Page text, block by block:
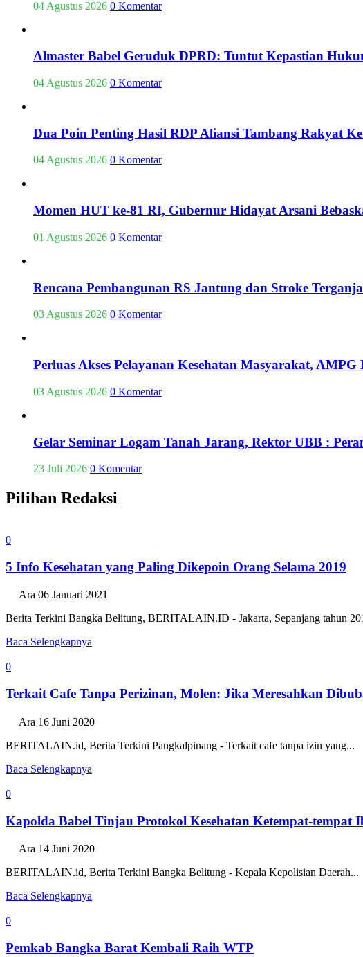
04 Agustus 2026 0 Komentar
Almaster Babel Geruduk DPRD: Tuntut Kepastian
04 Agustus 2026 0 Komentar
Dua Poin Penting Hasil RDP Aliansi Tambang Rakyat
04 Agustus 2026 0 Komentar
Momen HUT ke-81 RI, Gubernur Hidayat Arsani
01 Agustus 2026 0 Komentar
Rencana Pembangunan RS Jantung dan Stroke
03 Agustus 2026 0 Komentar
Perluas Akses Pelayanan Kesehatan Masyarakat,
03 Agustus 2026 0 Komentar
Gelar Seminar Logam Tanah Jarang, Rektor UBB :
23 Juli 2026 0 Komentar
Pilihan Redaksi
0
5 Info Kesehatan yang Paling Dikepoin Orang Selama 2019
Ara 06 Januari 2021
Berita Terkini Bangka Belitung, BERITALAIN.ID - Jakarta, Sepanjang tahun
Baca Selengkapnya
0
Terkait Cafe Tanpa Perizinan, Molen: Jika Meresahkan
Ara 16 Juni 2020
BERITALAIN.id, Berita Terkini Pangkalpinang - Terkait cafe tanpa izin yang...
Baca Selengkapnya
0
Kapolda Babel Tinjau Protokol Kesehatan Ketempat-tempat
Ara 14 Juni 2020
BERITALAIN.id, Berita Terkini Bangka Belitung - Kepala Kepolisian Daerah...
Baca Selengkapnya
0
Pemkab Bangka Barat Kembali Raih WTP